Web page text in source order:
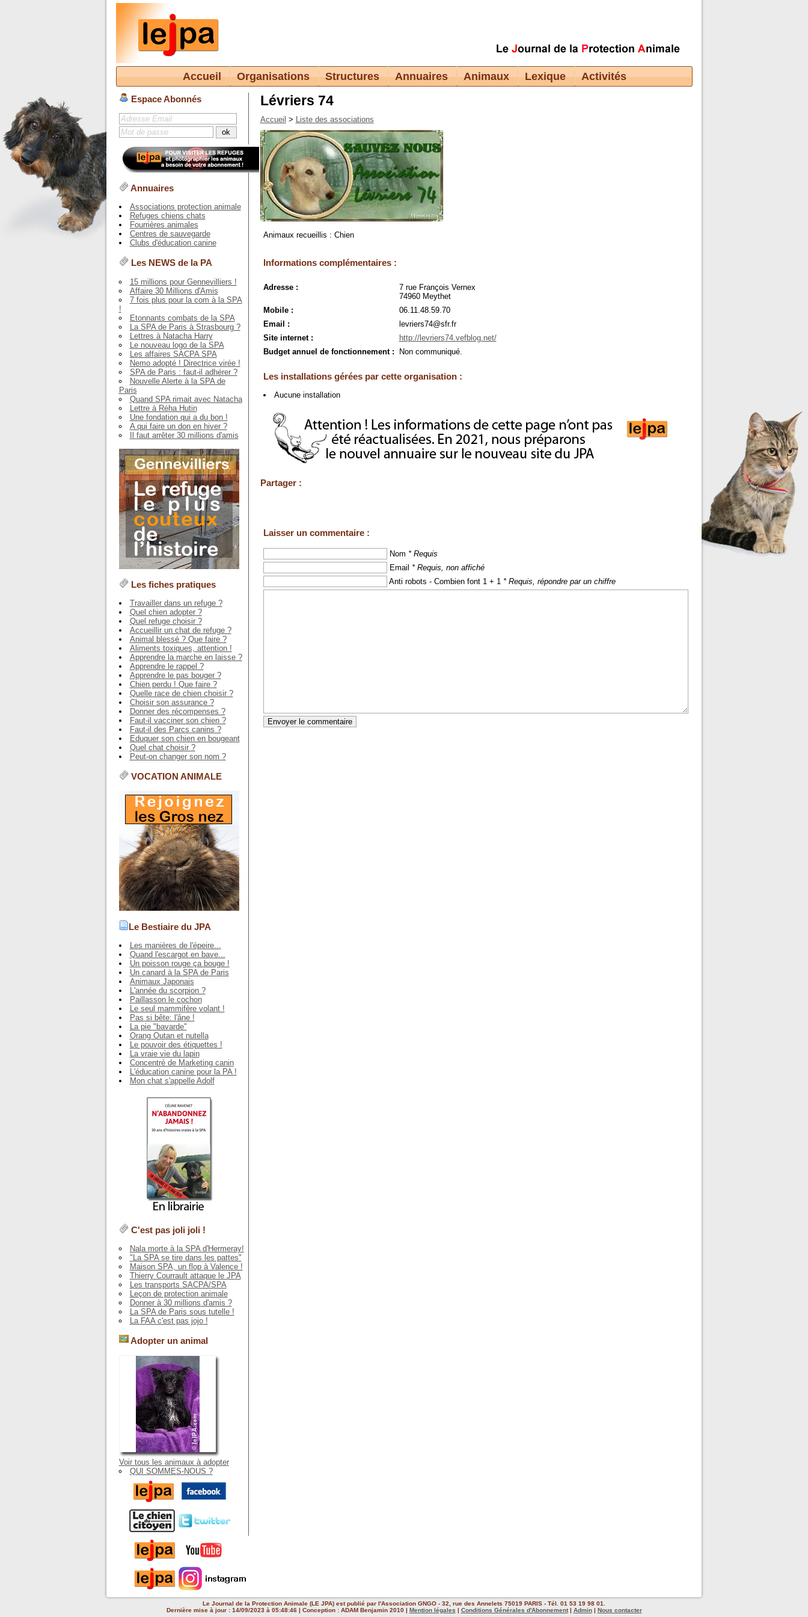
Accueil Organisations Structures Annuaires Animaux Lexique Activités
Espace Abonnés
Annuaires
Associations protection animale
Refuges chiens chats
Fourrières animales
Centres de sauvegarde
Clubs d'éducation canine
Les NEWS de la PA
15 millions pour Gennevilliers !
Affaire 30 Millions d'Amis
7 fois plus pour la com à la SPA
!
Etonnants combats de la SPA
La SPA de Paris à Strasbourg ?
Lettres à Natacha Harry
Le nouveau logo de la SPA
Les affaires SACPA SPA
Nemo adopté ! Directrice virée !
SPA de Paris : faut-il adhérer ?
Nouvelle Alerte à la SPA de
Paris
Quand SPA rimait avec Natacha
Lettre à Réha Hutin
Une fondation qui a du bon !
A qui faire un don en hiver ?
Il faut arrêter 30 millions d'amis
Les fiches pratiques
Travailler dans un refuge ?
Quel chien adopter ?
Quel refuge choisir ?
Accueillir un chat de refuge ?
Animal blessé ? Que faire ?
Aliments toxiques, attention !
Apprendre la marche en laisse ?
Apprendre le rappel ?
Apprendre le pas bouger ?
Chien perdu ! Que faire ?
Quelle race de chien choisir ?
Choisir son assurance ?
Donner des récompenses ?
Faut-il vacciner son chien ?
Faut-il des Parcs canins ?
Eduquer son chien en bougeant
Quel chat choisir ?
Peut-on changer son nom ?
VOCATION ANIMALE
Le Bestiaire du JPA
Les manières de l'épeire...
Quand l'escargot en bave...
Un poisson rouge ça bouge !
Un canard à la SPA de Paris
Animaux Japonais
L'année du scorpion ?
Paillasson le cochon
Le seul mammifère volant !
Pas si bête: l'âne !
La pie "bavarde"
Orang Outan et nutella
Le pouvoir des étiquettes !
La vraie vie du lapin
Concentré de Marketing canin
L'éducation canine pour la PA !
Mon chat s'appelle Adolf
C'est pas joli joli !
Nala morte à la SPA d'Hermeray!
"La SPA se tire dans les pattes"
Maison SPA, un flop à Valence !
Thierry Courrault attaque le JPA
Les transports SACPA/SPA
Leçon de protection animale
Donner à 30 millions d'amis ?
La SPA de Paris sous tutelle !
La FAA c'est pas jojo !
Adopter un animal
Voir tous les animaux à adopter
QUI SOMMES-NOUS ?
Lévriers 74
Accueil > Liste des associations
Animaux recueillis : Chien
Informations complémentaires :
Adresse :
7 rue François Vernex
74960 Meythet
Mobile :
06.11.48.59.70
Email :
levriers74@sfr.fr
Site internet :
http://levriers74.vefblog.net/
Budget annuel de fonctionnement :
Non communiqué.
Les installations gérées par cette organisation :
Aucune installation
Partager :
Laisser un commentaire :
Nom * Requis
Email * Requis, non affiché
Anti robots - Combien font 1 + 1 * Requis, répondre par un chiffre
Le Journal de la Protection Animale (LE JPA) est publié par l'Association GNGO - 32, rue des Annelets 75019 PARIS - Tél. 01 53 19 98 01.
Dernière mise à jour : 14/09/2023 à 05:48:46 | Conception : ADAM Benjamin 2010 | Mention légales | Conditions Générales d'Abonnement| Admin| Nous contacter